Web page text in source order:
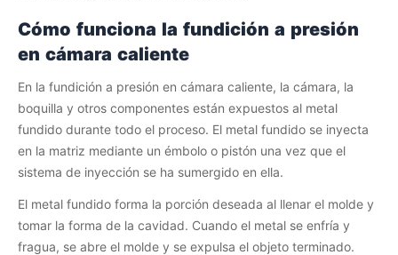
Cómo funciona la fundición a presión
en cámara caliente
En la fundición a presión en cámara caliente, la cámara, la
boquilla y otros componentes están expuestos al metal
fundido durante todo el proceso. El metal fundido se inyecta
en la matriz mediante un émbolo o pistón una vez que el
sistema de inyección se ha sumergido en ella.
El metal fundido forma la porción deseada al llenar el molde y
tomar la forma de la cavidad. Cuando el metal se enfría y
fragua, se abre el molde y se expulsa el objeto terminado.